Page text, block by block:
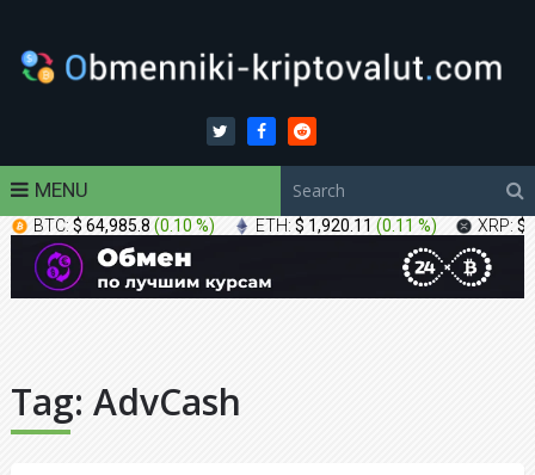
MENU
BTC: $ 64,985.8 (0.10 %) ETH: $ 1,920.11 (0.11 %) XRP: $
Tag: AdvCash